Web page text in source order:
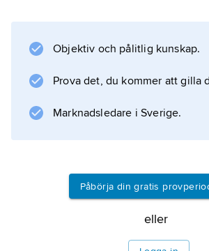
De har en rikt utvecklad religion
sällskap samt en likaledes rikt
skulptural konst. Numera torde
emellertid vara kristna.
Information om artikeln
Objektiv och pålitlig kunskap.
Prova det, du kommer att gilla
Marknadsledare i Sverige.
Påbörja din gratis
eller